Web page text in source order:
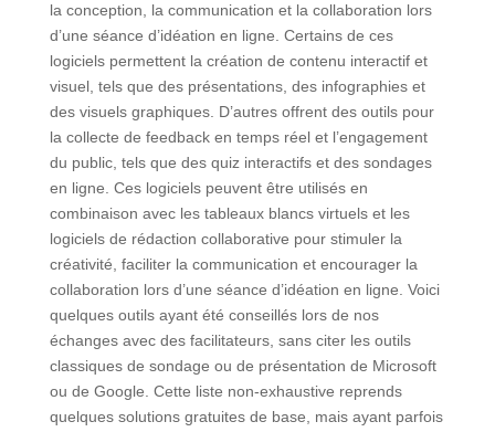
la conception, la communication et la collaboration lors
d’une séance d’idéation en ligne. Certains de ces
logiciels permettent la création de contenu interactif et
visuel, tels que des présentations, des infographies et
des visuels graphiques. D’autres offrent des outils pour
la collecte de feedback en temps réel et l’engagement
du public, tels que des quiz interactifs et des sondages
en ligne. Ces logiciels peuvent être utilisés en
combinaison avec les tableaux blancs virtuels et les
logiciels de rédaction collaborative pour stimuler la
créativité, faciliter la communication et encourager la
collaboration lors d’une séance d’idéation en ligne. Voici
quelques outils ayant été conseillés lors de nos
échanges avec des facilitateurs, sans citer les outils
classiques de sondage ou de présentation de Microsoft
ou de Google. Cette liste non-exhaustive reprends
quelques solutions gratuites de base, mais ayant parfois